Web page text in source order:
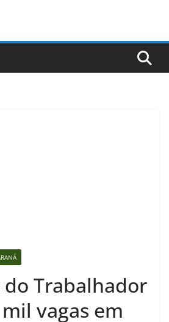
do Trabalhador
vagas em